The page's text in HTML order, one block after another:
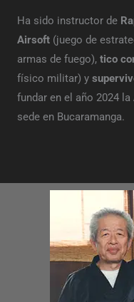
Ha sido instructor de
Airsoft (juego de
armas de fuego), tico
físico militar) y
fundar en el año 2024 la
sede en Bucaramanga.